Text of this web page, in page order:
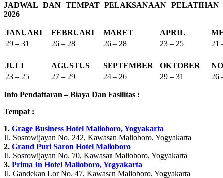
JADWAL DAN TEMPAT PELAKSANAAN PELATIHAN
2026
JANUARI FEBRUARI MARET APRIL
29 – 31
26 – 28 26 – 28 23 – 25 21
JULI AGUSTUS SEPTEMBER OKTOBER
23 – 25
27 – 29 24 – 26 29 – 31 26
Info Pendaftaran – Biaya Dan Fasilitas :
Tempat :
1. Grage Business Hotel Malioboro, Yogyakarta
Jl. Sosrowijayan No. 242, Kawasan Malioboro, Yogyakarta
2. Grand Puri Saron Hotel Malioboro
Jl. Sosrowijayan No. 70, Kawasan Malioboro, Yogyakarta
3. Prima In Hotel Malioboro, Yogyakarta
Jl. Gandekan Lor No. 47, Kawasan Malioboro, Yogyakarta